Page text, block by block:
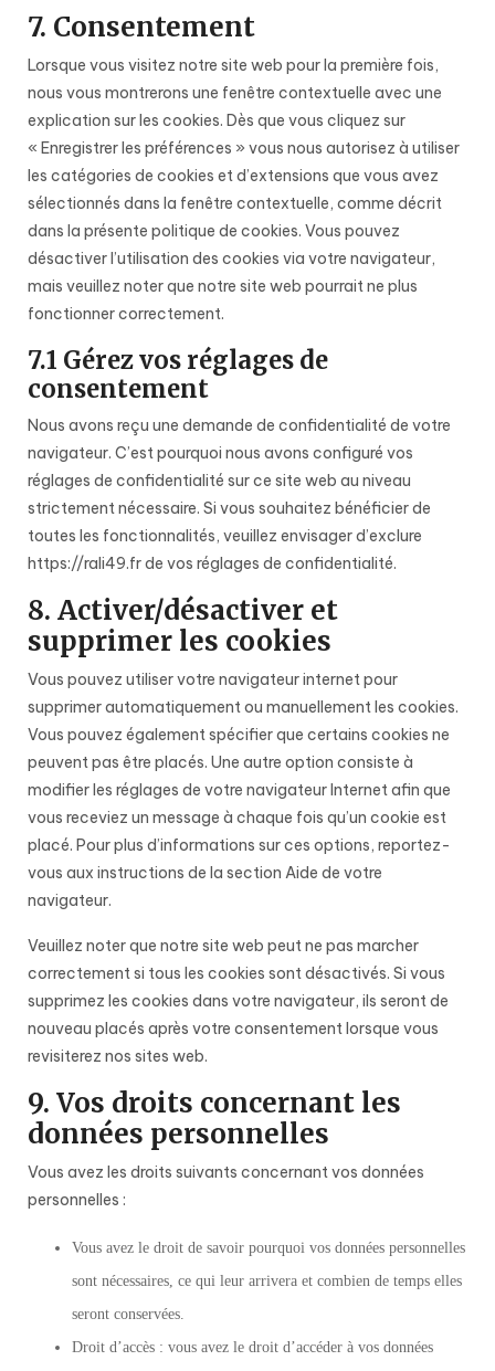
7. Consentement
Lorsque vous visitez notre site web pour la première fois,
nous vous montrerons une fenêtre contextuelle avec une
explication sur les cookies. Dès que vous cliquez sur
« Enregistrer les préférences » vous nous autorisez à utiliser
les catégories de cookies et d’extensions que vous avez
sélectionnés dans la fenêtre contextuelle, comme décrit
dans la présente politique de cookies. Vous pouvez
désactiver l’utilisation des cookies via votre navigateur,
mais veuillez noter que notre site web pourrait ne plus
fonctionner correctement.
7.1 Gérez vos réglages de
consentement
Nous avons reçu une demande de confidentialité de votre
navigateur. C’est pourquoi nous avons configuré vos
réglages de confidentialité sur ce site web au niveau
strictement nécessaire. Si vous souhaitez bénéficier de
toutes les fonctionnalités, veuillez envisager d’exclure
https://rali49.fr de vos réglages de confidentialité.
8. Activer/désactiver et
supprimer les cookies
Vous pouvez utiliser votre navigateur internet pour
supprimer automatiquement ou manuellement les cookies.
Vous pouvez également spécifier que certains cookies ne
peuvent pas être placés. Une autre option consiste à
modifier les réglages de votre navigateur Internet afin que
vous receviez un message à chaque fois qu’un cookie est
placé. Pour plus d’informations sur ces options, reportez-
vous aux instructions de la section Aide de votre
navigateur.
Veuillez noter que notre site web peut ne pas marcher
correctement si tous les cookies sont désactivés. Si vous
supprimez les cookies dans votre navigateur, ils seront de
nouveau placés après votre consentement lorsque vous
revisiterez nos sites web.
9. Vos droits concernant les
données personnelles
Vous avez les droits suivants concernant vos données
personnelles :
Vous avez le droit de savoir pourquoi vos données personnelles
sont nécessaires, ce qui leur arrivera et combien de temps elles
seront conservées.
Droit d’accès : vous avez le droit d’accéder à vos données